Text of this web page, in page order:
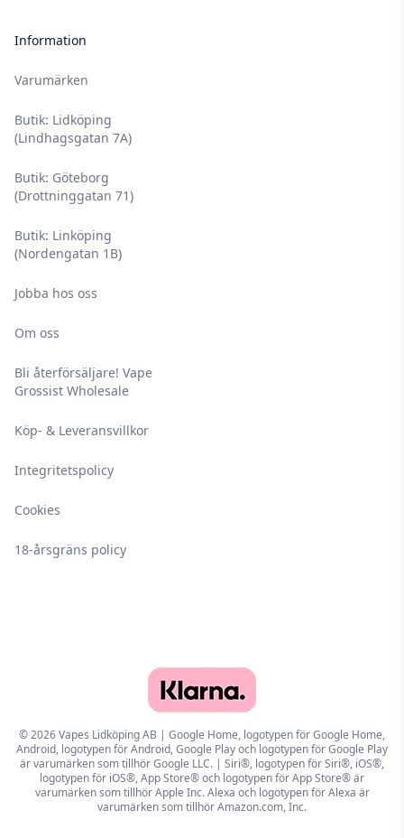
Information
Varumärken
Butik: Lidköping
(Lindhagsgatan 7A)
Butik: Göteborg
(Drottninggatan 71)
Butik: Linköping
(Nordengatan 1B)
Jobba hos oss
Om oss
Bli återförsäljare! Vape
Grossist Wholesale
Köp- & Leveransvillkor
Integritetspolicy
Cookies
18-årsgräns policy
© 2026 Vapes Lidköping AB | Google Home, logotypen för Google Home,
Android, logotypen för Android, Google Play och logotypen för Google Play
är varumärken som tillhör Google LLC. | Siri®, logotypen för Siri®, iOS®,
logotypen för iOS®, App Store® och logotypen för App Store® är
varumärken som tillhör Apple Inc. Alexa och logotypen för Alexa är
varumärken som tillhör Amazon.com, Inc.